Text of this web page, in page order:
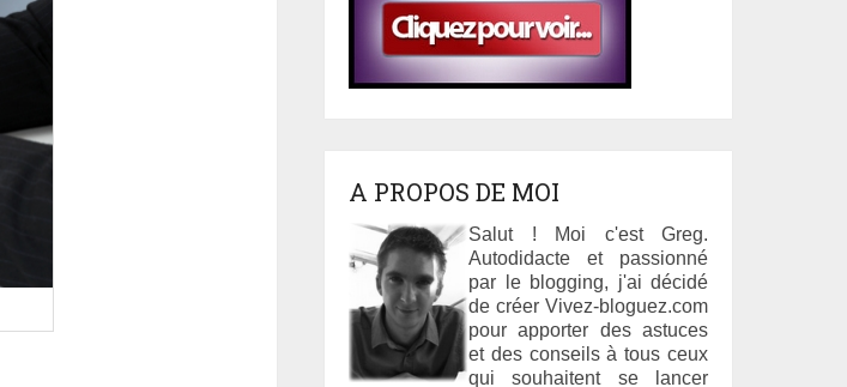
A PROPOS DE MOI
Salut ! Moi c'est Greg.
Autodidacte et passionné
par le blogging, j'ai décidé
de créer Vivez-bloguez.com
pour apporter des astuces
et des conseils à tous ceux
qui souhaitent se lancer